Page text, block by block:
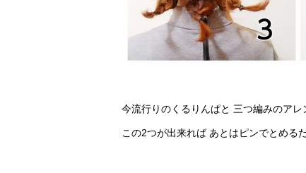
今流行りのくるりんぱと 三つ編みのアレ
この2つが出来れば あとはピンでとめる